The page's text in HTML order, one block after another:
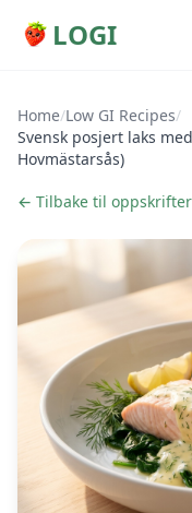
LOGI
Home/Low GI Recipes/
Svensk posjert laks
Hovmästarsås)
← Tilbake til oppskrifter